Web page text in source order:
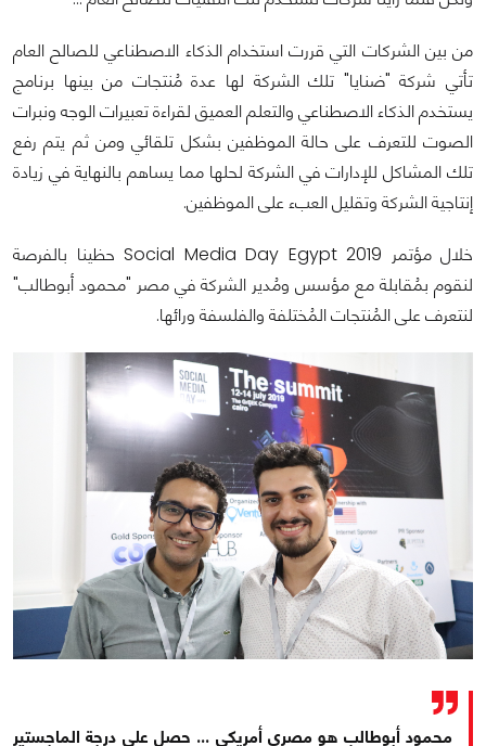
من بين الشركات التي قررت استخدام الذكاء الاصطناعي للصالح العام
تأتي شركة "ضنايا" تلك الشركة لها عدة مُنتجات من بينها برنامج
يستخدم الذكاء الاصطناعي والتعلم العميق لقراءة تعبيرات الوجه ونبرات
الصوت للتعرف على حالة الموظفين بشكل تلقائي ومن ثم يتم رفع
تلك المشاكل للإدارات في الشركة لحلها مما يساهم بالنهاية في زيادة
إنتاجية الشركة وتقليل العبء على الموظفين.
خلال مؤتمر Social Media Day Egypt 2019 حظينا بالفرصة
لنقوم بمُقابلة مع مؤسس ومُدير الشركة في مصر "محمود أبوطالب"
لنتعرف على المُنتجات المُختلفة والفلسفة ورائها.
محمود أبوطالب هو مصري أمريكي ... حصل على درجة الماجستير